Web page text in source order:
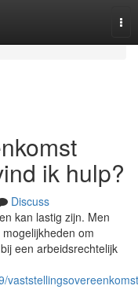
ik hulp?
Discuss
kan lastig zijn. Men
om
een arbeidsrechtelijk